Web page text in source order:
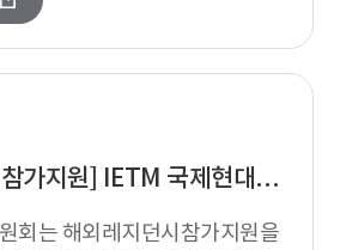
[해외레지던시참가지원] IETM 국제현대공연예술네트워크 글로벌 커넥트 프로그램 참가신청 안내
회는 해외레지던시참가지원을